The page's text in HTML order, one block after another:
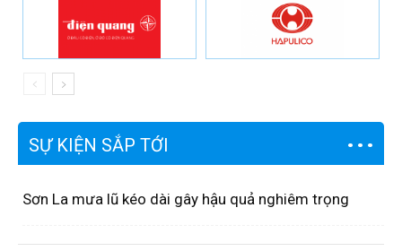
SỰ KIỆN SẮP TỚI
Sơn La mưa lũ kéo dài gây hậu quả nghiêm trọng